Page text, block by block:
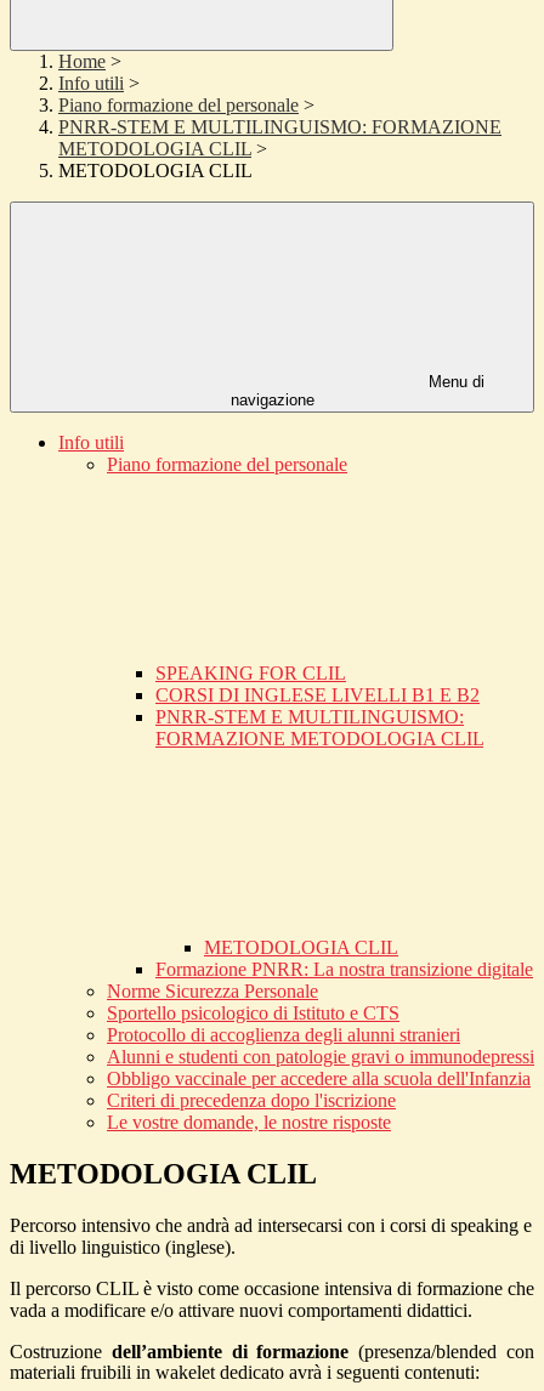
Home >
Info utili >
Piano formazione del personale >
PNRR-STEM E MULTILINGUISMO: FORMAZIONE
METODOLOGIA CLIL >
METODOLOGIA CLIL
Menu di
navigazione
Info utili
Piano formazione del personale
SPEAKING FOR CLIL
CORSI DI INGLESE LIVELLI B1 E B2
PNRR-STEM E MULTILINGUISMO:
FORMAZIONE METODOLOGIA CLIL
METODOLOGIA CLIL
Formazione PNRR: La nostra transizione digitale
Norme Sicurezza Personale
Sportello psicologico di Istituto e CTS
Protocollo di accoglienza degli alunni stranieri
Alunni e studenti con patologie gravi o immunodepressi
Obbligo vaccinale per accedere alla scuola dell'Infanzia
Criteri di precedenza dopo l'iscrizione
Le vostre domande, le nostre risposte
METODOLOGIA CLIL
Percorso intensivo che andrà ad intersecarsi con i corsi di speaking e
di livello linguistico (inglese).
Il percorso CLIL è visto come occasione intensiva di formazione che
vada a modificare e/o attivare nuovi comportamenti didattici.
Costruzione dell’ambiente di formazione (presenza/blended con
materiali fruibili in wakelet dedicato avrà i seguenti contenuti: